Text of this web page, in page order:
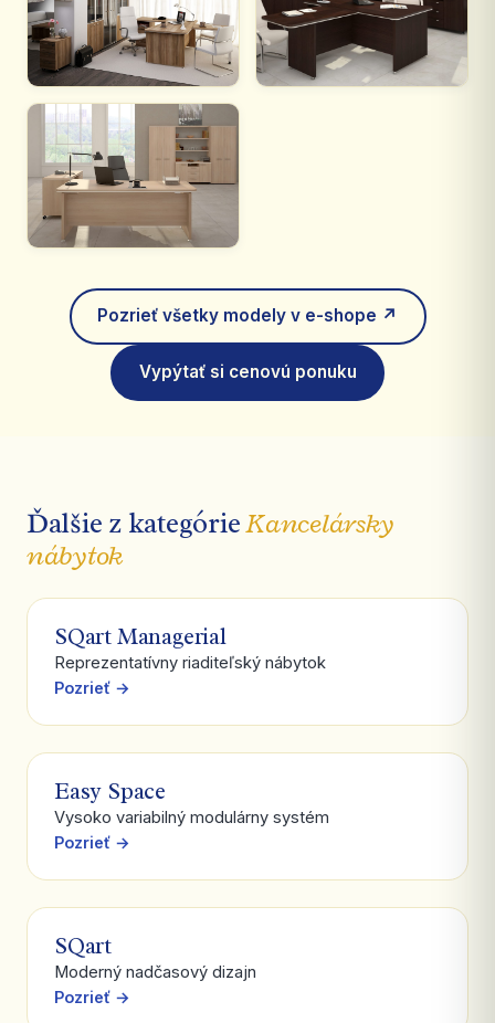
Pozrieť všetky modely v e-shope ↗
Vypýtať si cenovú ponuku
Ďalšie z kategórieKancelársky
nábytok
SQart Managerial
Reprezentatívny riaditeľský nábytok
Pozrieť →
Easy Space
Vysoko variabilný modulárny systém
Pozrieť →
SQart
Moderný nadčasový dizajn
Pozrieť →